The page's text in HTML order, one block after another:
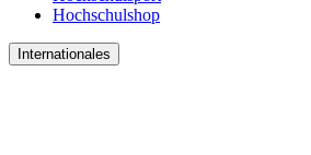
Hochschulshop
Internationales